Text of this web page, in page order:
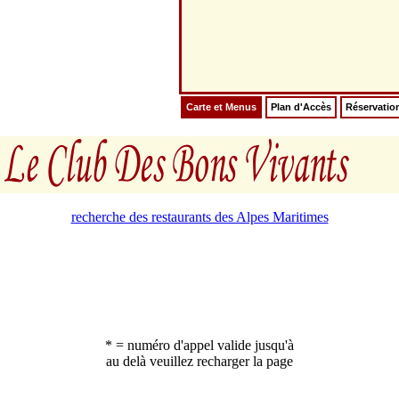
Carte et Menus Plan d'Accès
recherche des restaurants des Alpes Maritimes
* = numéro d'appel valide jusqu'à
au delà veuillez recharger la page